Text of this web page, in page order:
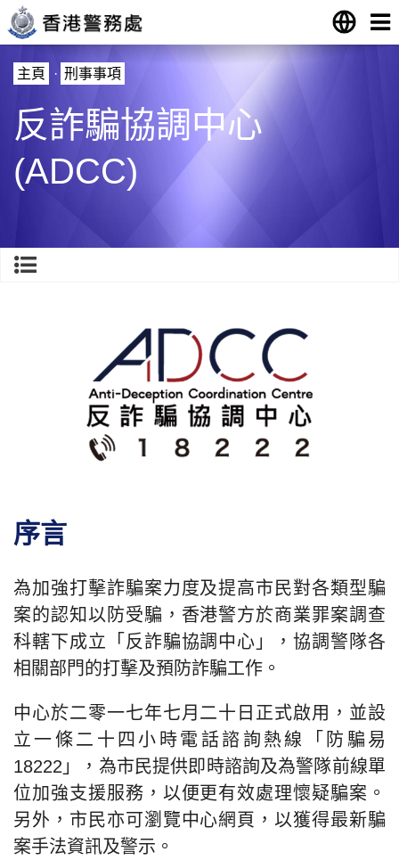
主頁 · 刑事事項
反詐騙協調中心
(ADCC)
序言
為加強打擊詐騙案力度及提高市民對各類型騙
案的認知以防受騙，香港警方於商業罪案調查
科轄下成立「反詐騙協調中心」，協調警隊各
相關部門的打擊及預防詐騙工作。
中心於二零一七年七月二十日正式啟用，並設
立一條二十四小時電話諮詢熱線「防騙易
18222」，為市民提供即時諮詢及為警隊前線單
位加強支援服務，以便更有效處理懷疑騙案。
另外，市民亦可瀏覽中心網頁，以獲得最新騙
案手法資訊及警示。